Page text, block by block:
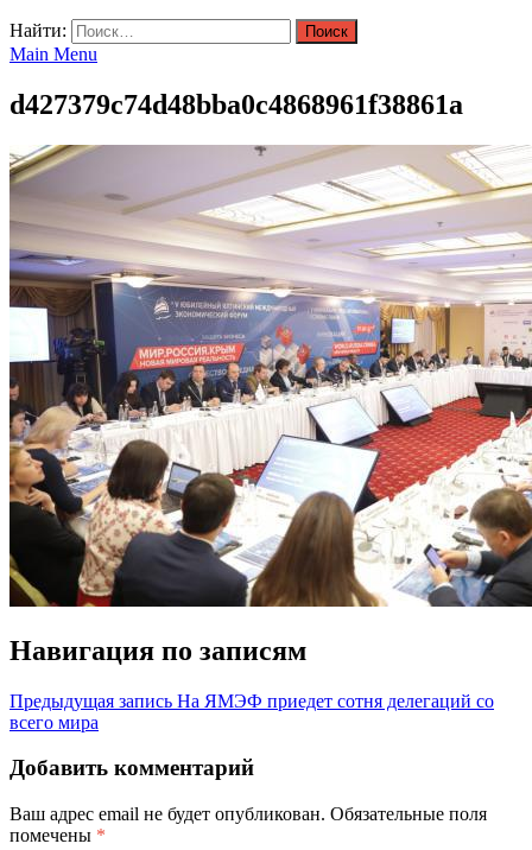
Найти:
Main Menu
d427379c74d48bba0c4868961f38861a
Навигация по записям
Предыдущая запись На ЯМЭФ приедет сотня делегаций со
всего мира
Добавить комментарий
Ваш адрес email не будет опубликован. Обязательные поля
помечены *